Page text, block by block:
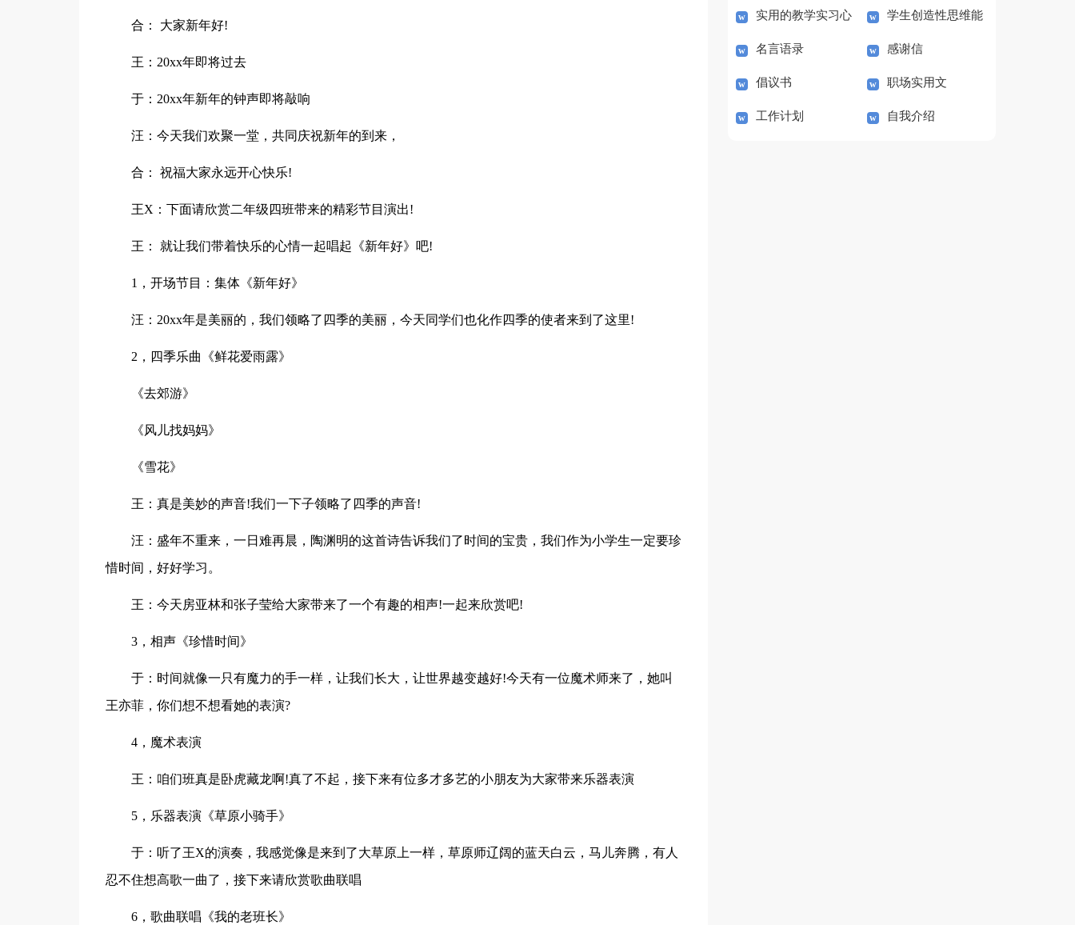
合： 大家新年好!
王：20xx年即将过去
于：20xx年新年的钟声即将敲响
汪：今天我们欢聚一堂，共同庆祝新年的到来，
合： 祝福大家永远开心快乐!
王X：下面请欣赏二年级四班带来的精彩节目演出!
王： 就让我们带着快乐的心情一起唱起《新年好》吧!
1，开场节目：集体《新年好》
汪：20xx年是美丽的，我们领略了四季的美丽，今天同学们也化作四季的使者来到了这里!
2，四季乐曲《鲜花爱雨露》
《去郊游》
《风儿找妈妈》
《雪花》
王：真是美妙的声音!我们一下子领略了四季的声音!
汪：盛年不重来，一日难再晨，陶渊明的这首诗告诉我们了时间的宝贵，我们作为小学生一定要珍
惜时间，好好学习。
王：今天房亚林和张子莹给大家带来了一个有趣的相声!一起来欣赏吧!
3，相声《珍惜时间》
于：时间就像一只有魔力的手一样，让我们长大，让世界越变越好!今天有一位魔术师来了，她叫
王亦菲，你们想不想看她的表演?
4，魔术表演
王：咱们班真是卧虎藏龙啊!真了不起，接下来有位多才多艺的小朋友为大家带来乐器表演
5，乐器表演《草原小骑手》
于：听了王X的演奏，我感觉像是来到了大草原上一样，草原师辽阔的蓝天白云，马儿奔腾，有人
忍不住想高歌一曲了，接下来请欣赏歌曲联唱
6，歌曲联唱《我的老班长》
福语合集八篇 体会5篇
实用的教学实习心
得体会4篇
学生创造性思维能
力之培养体会
名言语录 感谢信
倡议书 职场实用文
工作计划 自我介绍